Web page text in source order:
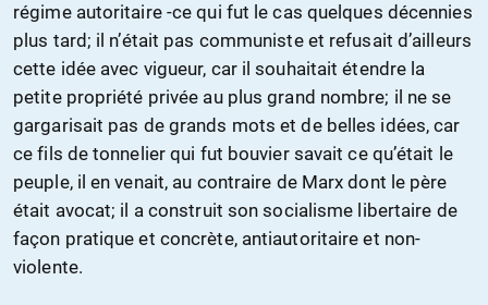
régime autoritaire -ce qui fut le cas quelques décennies
plus tard; il n’était pas communiste et refusait d’ailleurs
cette idée avec vigueur, car il souhaitait étendre la
petite propriété privée au plus grand nombre; il ne se
gargarisait pas de grands mots et de belles idées, car
ce fils de tonnelier qui fut bouvier savait ce qu’était le
peuple, il en venait, au contraire de Marx dont le père
était avocat; il a construit son socialisme libertaire de
façon pratique et concrète, antiautoritaire et non-
violente.